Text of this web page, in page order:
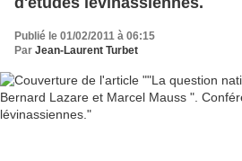
Publié le 01/02/2011 à 06:15
Par Jean-Laurent Turbet